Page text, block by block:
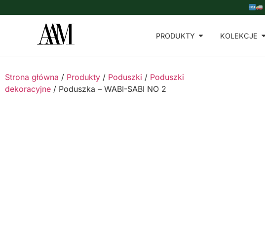
PRODUKTY KOLEKCJE
Strona główna / Produkty / Poduszki / Poduszki
dekoracyjne / Poduszka – WABI-SABI NO 2